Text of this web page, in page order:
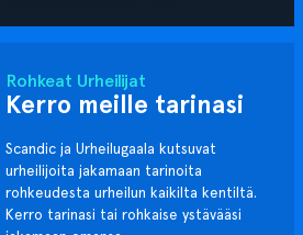
Rohkeat Urheilijat
Kerro meille tarinasi
Scandic ja Urheilugaala kutsuvat
urheilijoita jakamaan tarinoita
rohkeudesta urheilun kaikilta kentiltä.
Kerro tarinasi tai rohkaise ystävääsi